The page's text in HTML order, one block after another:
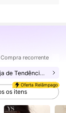
recorrente
de Tendências」
Oferta Relâmpago
os itens